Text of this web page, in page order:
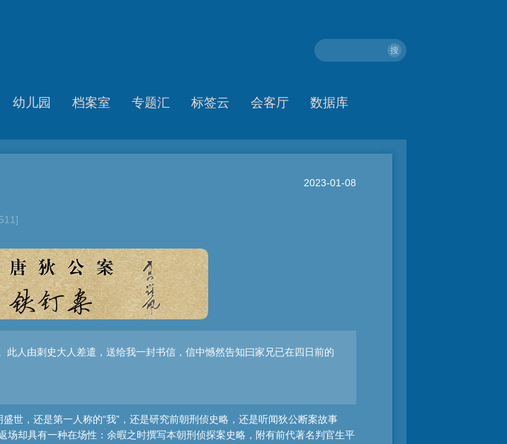
搜
幼儿园 档案室 专题汇 标签云 会客厅 数据库
2023-01-08
人由刺史大人差遣，送给我一封书信，信中憾然告知曰家兄已在四日前的
世，还是第一人称的“我”，还是研究前朝刑侦史略，还是听闻狄公断案故事
却具有一种在场性：余暇之时撰写本朝刑侦探案史略，附有前代著名判官生平